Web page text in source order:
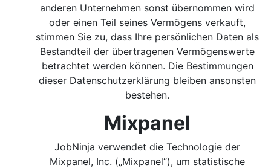
anderen Unternehmen sonst übernommen wird
oder einen Teil seines Vermögens verkauft,
stimmen Sie zu, dass Ihre persönlichen Daten als
Bestandteil der übertragenen Vermögenswerte
betrachtet werden können. Die Bestimmungen
dieser Datenschutzerklärung bleiben ansonsten
bestehen.
Mixpanel
JobNinja verwendet die Technologie der
Mixpanel, Inc. („Mixpanel“), um statistische